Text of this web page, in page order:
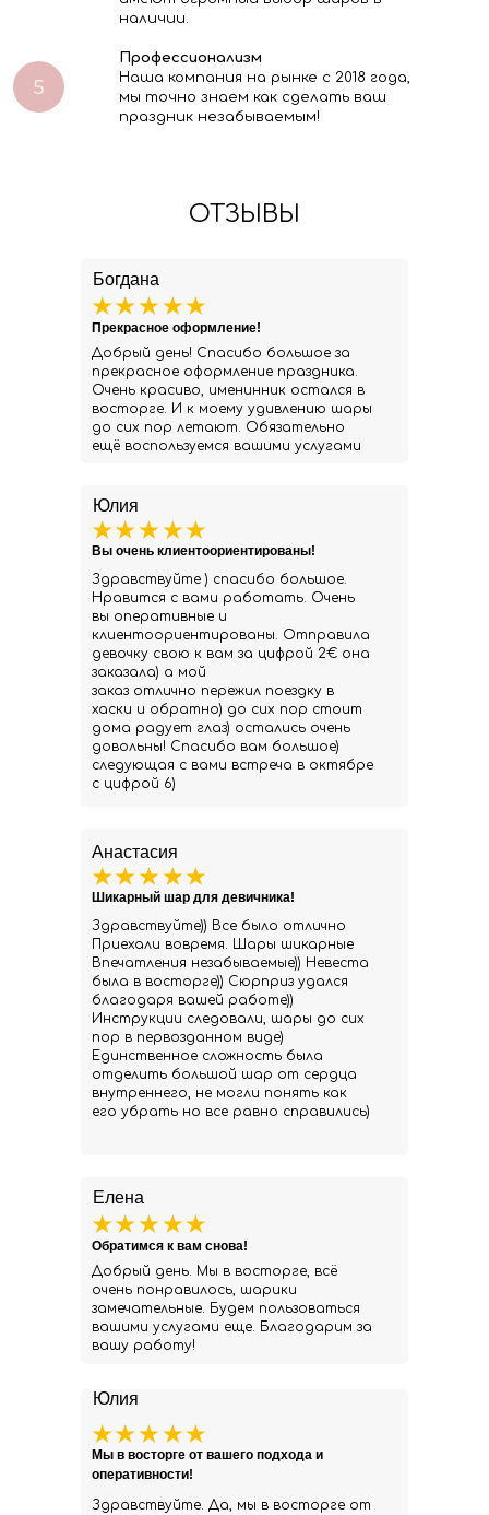
наличии.
Профессионализм
Наша компания на рынке с 2018 года,
мы точно знаем как сделать ваш
праздник незабываемым!
ОТЗЫВЫ
Юлия
Здравствуйте. Да, мы в восторге от
Мы в восторге от вашего подхода и
оперативности!
Елена
Добрый день. Мы в восторге, всё
очень понравилось, шарики
замечательные. Будем пользоваться
вашими услугами еще. Благодарим за
вашу работу!
Обратимся к вам снова!
Юлия
Здравствуйте ) спасибо большое.
Нравится с вами работать. Очень
вы оперативные и
клиентоориентированы. Отправила
девочку свою к вам за цифрой 2€ она
заказала) а мой
заказ отлично пережил поездку в
хаски и обратно) до сих пор стоит
дома радует глаз) остались очень
довольны! Спасибо вам большое)
следующая с вами встреча в октябре
с цифрой 6)
Вы очень клиентоориентированы!
Анастасия
Здравствуйте)) Все было отлично
Приехали вовремя. Шары шикарные
Впечатления незабываемые)) Невеста
была в восторге)) Сюрприз удался
благодаря вашей работе))
Инструкции следовали, шары до сих
пор в первозданном виде)
Единственное сложность была
отделить большой шар от сердца
внутреннего, не могли понять как
его убрать но все равно справились)
Шикарный шар для девичника!
Богдана
Добрый день! Спасибо большое за
прекрасное оформление праздника.
Очень красиво, именинник остался в
восторге. И к моему удивлению шары
до сих пор летают. Обязательно
ещё воспользуемся вашими услугами
Прекрасное оформление!